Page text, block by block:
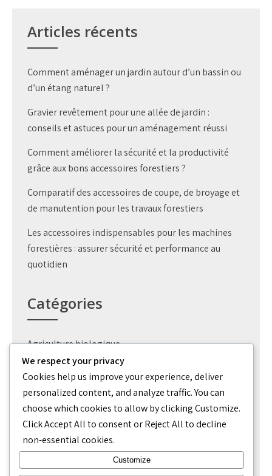
Articles récents
Comment aménager un jardin autour d’un bassin ou
d’un étang naturel ?
Gravier revêtement pour une allée de jardin :
conseils et astuces pour un aménagement réussi
Comment améliorer la sécurité et la productivité
grâce aux bons accessoires forestiers ?
Comparatif des accessoires de coupe, de broyage et
de manutention pour les travaux forestiers
Les accessoires indispensables pour les machines
forestières : assurer sécurité et performance au
quotidien
Catégories
Agriculture biologique
Création jardin
Outils
Uncategorized
We respect your privacy
Cookies help us improve your experience, deliver
personalized content, and analyze traffic. You can
choose which cookies to allow by clickingCustomize.
ClickAccept Allto consent orReject Allto decline
non-essential cookies.
Customize